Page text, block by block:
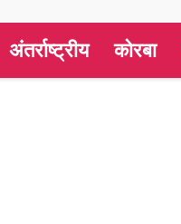
अंतर्राष्ट्रीय कोरबा